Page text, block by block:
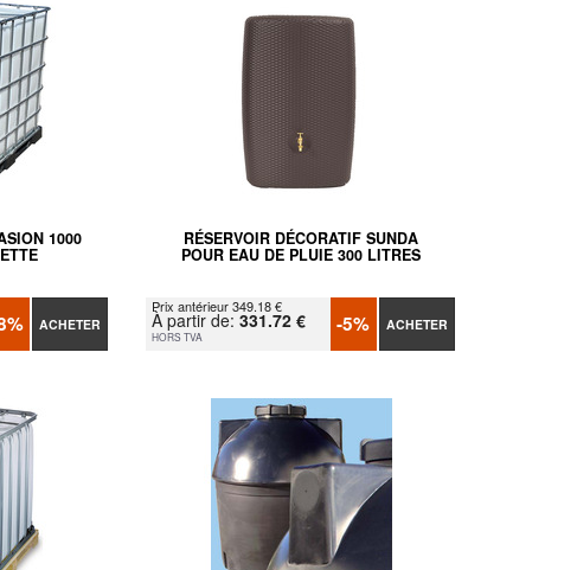
1000
ACHETER
RÉSERVOIR DÉCORATIF SUNDA
POUR EAU DE PLUIE 300 LITRES
Prix antérieur 349.18 €
À partir de:331.72 €
HORS TVA -5% ACHETER